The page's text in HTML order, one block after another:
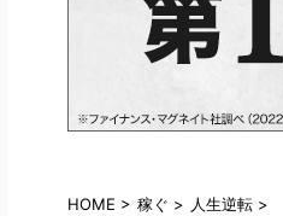
HOME > 稼ぐ > 人生逆転 >